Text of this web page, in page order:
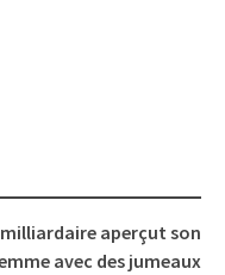
milliardaire aperçut son
avec des jumeaux